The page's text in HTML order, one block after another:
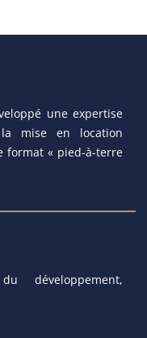
une expertise
mise en location
format « pied-à-terre
développement,